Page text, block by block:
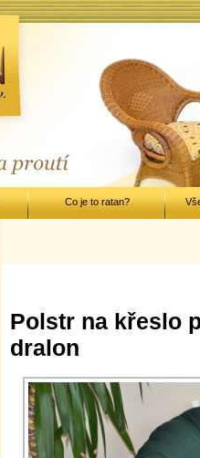
Polstr na křeslo
dralon
Co je to ratan?